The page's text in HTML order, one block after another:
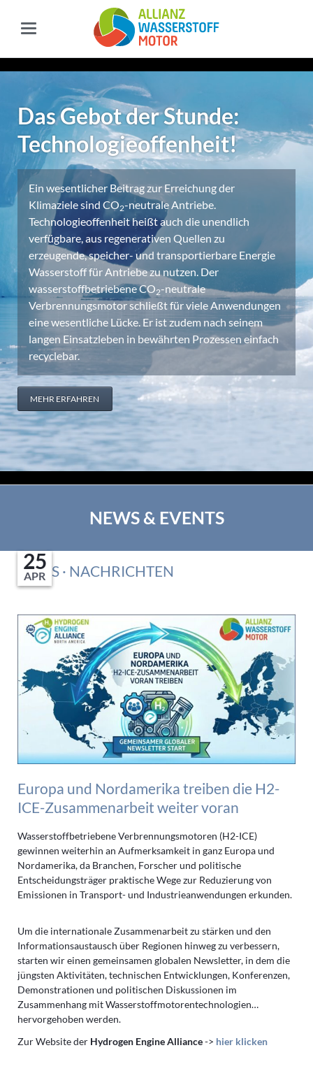
Das Gebot der Stunde:
Technologieoffenheit!
Ein wesentlicher Beitrag zur Erreichung der
Klimaziele sind CO2-neutrale Antriebe.
Technologieoffenheit heißt auch die unendlich
verfügbare, aus regenerativen Quellen zu
erzeugende, speicher- und transportierbare Energie
Wasserstoff für Antriebe zu nutzen. Der
wasserstoffbetriebene CO2-neutrale
Verbrennungsmotor schließt für viele Anwendungen
eine wesentliche Lücke. Er ist zudem nach seinem
langen Einsatzleben in bewährten Prozessen einfach
recyclebar.
MEHR ERFAHREN
NEWS & EVENTS
NEWS · NACHRICHTEN
03
JUL
Europa und Nordamerika treiben die H2-
ICE-Zusammenarbeit weiter voran
Wasserstoffbetriebene Verbrennungsmotoren (H2-ICE)
gewinnen weiterhin an Aufmerksamkeit in ganz Europa und
Nordamerika, da Branchen, Forscher und politische
Entscheidungsträger praktische Wege zur Reduzierung von
Emissionen in Transport- und Industrieanwendungen erkunden.
Um die internationale Zusammenarbeit zu stärken und den
Informationsaustausch über Regionen hinweg zu verbessern,
starten wir einen gemeinsamen globalen Newsletter, in dem die
jüngsten Aktivitäten, technischen Entwicklungen, Konferenzen,
Demonstrationen und politischen Diskussionen im
Zusammenhang mit Wasserstoffmotorentechnologien
hervorgehoben werden.
Zur Website der Hydrogen Engine Alliance-> hier klicken
08
JUN
25
APR